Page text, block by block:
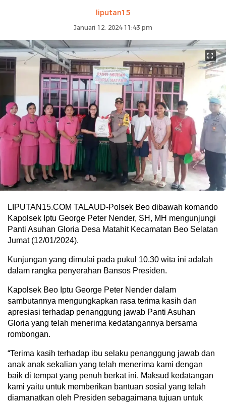
liputan15
Januari 12, 2024 11:43 pm
LIPUTAN15.COM TALAUD-Polsek Beo dibawah komando
Kapolsek Iptu George Peter Nender, SH, MH mengunjungi
Panti Asuhan Gloria Desa Matahit Kecamatan Beo Selatan
Jumat (12/01/2024).
Kunjungan yang dimulai pada pukul 10.30 wita ini adalah
dalam rangka penyerahan Bansos Presiden.
Kapolsek Beo Iptu George Peter Nender dalam
sambutannya mengungkapkan rasa terima kasih dan
apresiasi terhadap penanggung jawab Panti Asuhan
Gloria yang telah menerima kedatangannya bersama
rombongan.
“Terima kasih terhadap ibu selaku penanggung jawab dan
anak anak sekalian yang telah menerima kami dengan
baik di tempat yang penuh berkat ini. Maksud kedatangan
kami yaitu untuk memberikan bantuan sosial yang telah
diamanatkan oleh Presiden sebagaimana tujuan untuk